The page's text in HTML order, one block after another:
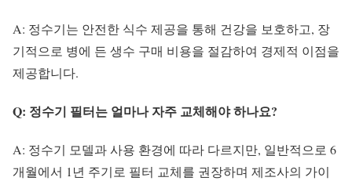
A: 정수기는 안전한 식수 제공을 통해 건강을 보호하고, 장
기적으로 병에 든 생수 구매 비용을 절감하여 경제적 이점을
제공합니다.
Q: 정수기 필터는 얼마나 자주 교체해야 하나요?
A: 정수기 모델과 사용 환경에 따라 다르지만, 일반적으로 6
개월에서 1년 주기로 필터 교체를 권장하며 제조사의 가이